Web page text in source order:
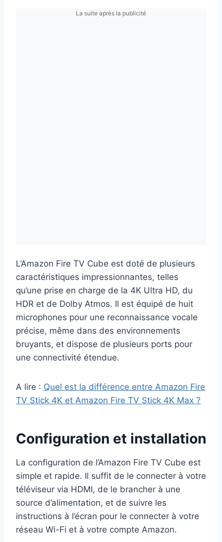
La suite après la publicité
L’Amazon Fire TV Cube est doté de plusieurs
caractéristiques impressionnantes, telles
qu’une prise en charge de la 4K Ultra HD, du
HDR et de Dolby Atmos. Il est équipé de huit
microphones pour une reconnaissance vocale
précise, même dans des environnements
bruyants, et dispose de plusieurs ports pour
une connectivité étendue.
A lire : Quel est la différence entre Amazon Fire
TV Stick 4K et Amazon Fire TV Stick 4K Max ?
Configuration et installation
La configuration de l’Amazon Fire TV Cube est
simple et rapide. Il suffit de le connecter à votre
téléviseur via HDMI, de le brancher à une
source d’alimentation, et de suivre les
instructions à l’écran pour le connecter à votre
réseau Wi-Fi et à votre compte Amazon.